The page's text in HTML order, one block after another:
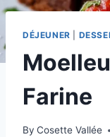
DÉJEUNER
Farine
By Cosette Vallée